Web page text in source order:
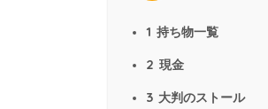
1 持ち物一覧
2 現金
3 大判のストール